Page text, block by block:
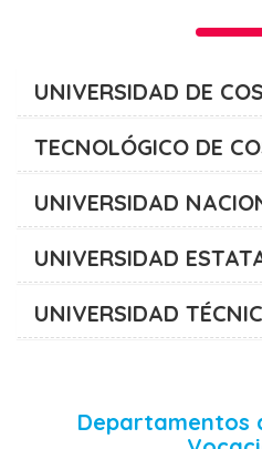
UNIVERSIDAD DE
TECNOLÓGICO DE
UNIVERSIDAD
UNIVERSIDAD
UNIVERSIDAD
Departamentos